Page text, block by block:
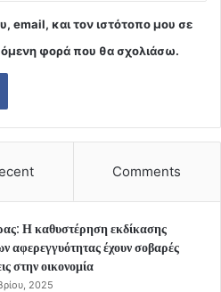
email, και τον ιστότοπο μου σε
φορά που θα σχολιάσω.
Comments
Η καθυστέρηση εκδίκασης
αφερεγγυότητας έχουν σοβαρές
στην οικονομία
2025